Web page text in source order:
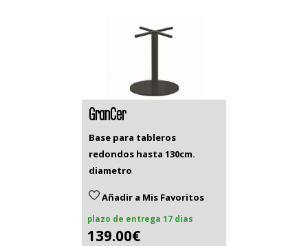
GranCer
Base para tableros
redondos hasta 130cm.
diametro
Añadir a Mis Favoritos
plazo de entrega 17 dias
139.00€